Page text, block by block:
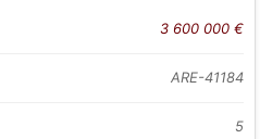
3 600 000 €
ARE-41184
5